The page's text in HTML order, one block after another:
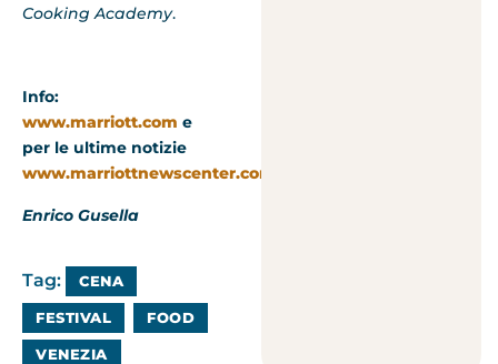
Cooking Academy.
Info:
www.marriott.com e
per le ultime notizie
www.marriottnewscenter.com
Enrico Gusella
Tag: CENA
FESTIVAL FOOD
VENEZIA